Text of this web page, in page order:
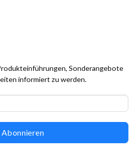
Sonderangebote
informiert zu werden.
Abonnieren